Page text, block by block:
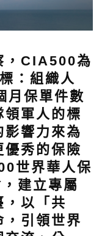
CIA500為
：組織人
月保單件數
軍人的標
響力來為
優秀的保險
世界華人保
建立專屬
，以「共
，引領世界